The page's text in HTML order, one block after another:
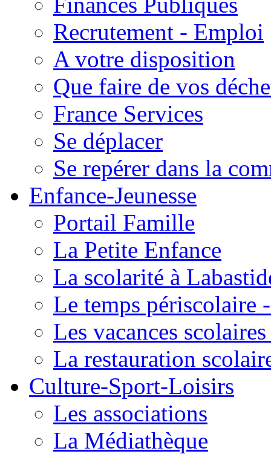
Recrutement - Emploi
A votre disposition
Que faire de vos
France Services
Se déplacer
Se repérer dans la
Enfance-Jeunesse
Portail Famille
La Petite Enfance
La scolarité à
Le temps périscolaire
Les vacances
La restauration
Culture-Sport-Loisirs
Les associations
La Médiathèque